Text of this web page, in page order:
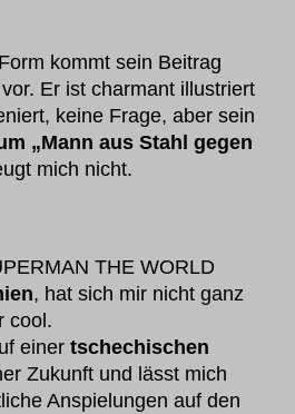
kommt sein Beitrag
vor. Er ist charmant illustriert
keine Frage, aber sein
„Mann aus Stahl gegen
mich nicht.
THE WORLD
, hat sich mir nicht ganz
cool.
einertschechischen
Zukunft und lässt mich
Anspielungen auf den